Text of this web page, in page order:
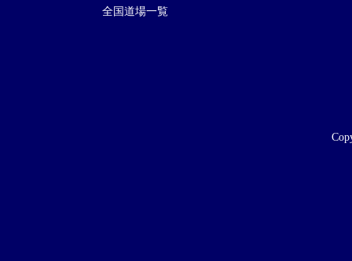
全国道場一覧